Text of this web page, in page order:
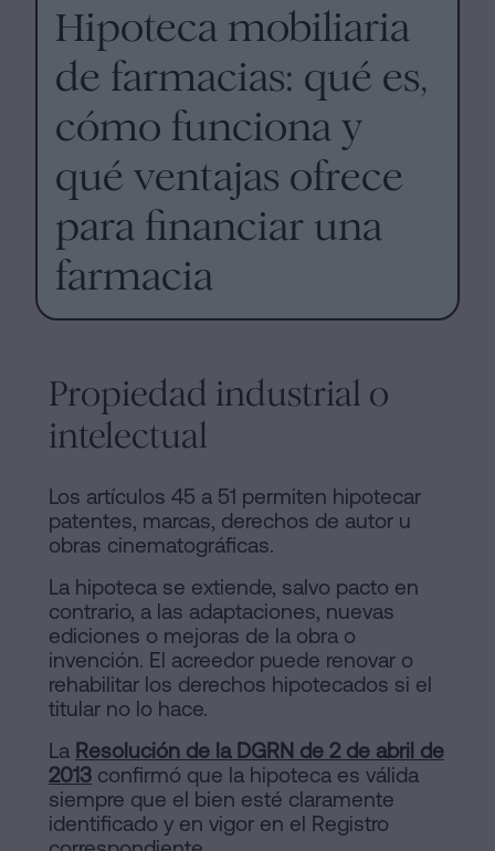
Hipoteca mobiliaria
de farmacias: qué es,
cómo funciona y
qué ventajas ofrece
para financiar una
farmacia
Propiedad industrial o
intelectual
Los artículos 45 a 51 permiten hipotecar
patentes, marcas, derechos de autor u
obras cinematográficas.
La hipoteca se extiende, salvo pacto en
contrario, a las adaptaciones, nuevas
ediciones o mejoras de la obra o
invención. El acreedor puede renovar o
rehabilitar los derechos hipotecados si el
titular no lo hace.
La Resolución de la DGRN de 2 de abril de
2013 confirmó que la hipoteca es válida
siempre que el bien esté claramente
identificado y en vigor en el Registro